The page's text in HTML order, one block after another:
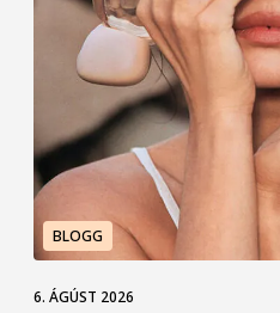
BLOGG
6. ÁGÚST 2026